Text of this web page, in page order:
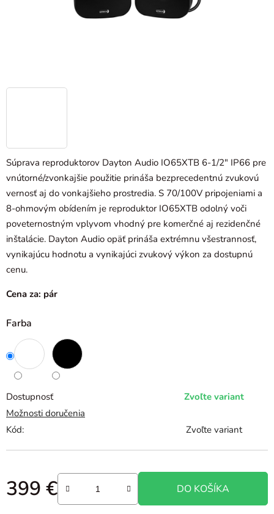
Súprava reproduktorov Dayton Audio IO65XTB 6-1/2" IP66 pre
vnútorné/zvonkajšie použitie prináša bezprecedentnú zvukovú
vernosť aj do vonkajšieho prostredia. S 70/100V pripojeniami a
8-ohmovým obídením je reproduktor IO65XTB odolný voči
poveternostným vplyvom vhodný pre komerčné aj rezidenčné
inštalácie. Dayton Audio opäť prináša extrémnu všestrannosť,
vynikajúcu hodnotu a vynikajúci zvukový výkon za dostupnú
cenu.
Cena za: pár
Farba
Dostupnosť
Zvoľte variant
Možnosti doručenia
Kód:
Zvoľte variant
399 €
Jednotková cena:
DO KOŠÍKA